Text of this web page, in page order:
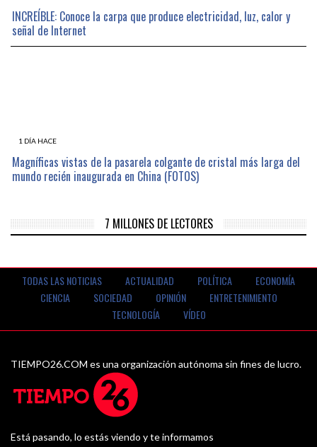
INCREÍBLE: Conoce la carpa que produce electricidad, luz, calor y
señal de Internet
1 DÍA HACE
Magníficas vistas de la pasarela colgante de cristal más larga del
mundo recién inaugurada en China (FOTOS)
7 MILLONES DE LECTORES
TODAS LAS NOTICIAS ACTUALIDAD POLÍTICA
ECONOMÍA
CIENCIA
SOCIEDAD OPINIÓN
ENTRETENIMIENTO
TECNOLOGÍA
VÍDEO
TIEMPO26.COM es una organización autónoma sin fines de lucro.
Está pasando, lo estás viendo y te informamos